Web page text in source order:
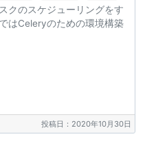
クのスケジューリングをす
はCeleryのための環境構築
投稿日：2020年10月30日